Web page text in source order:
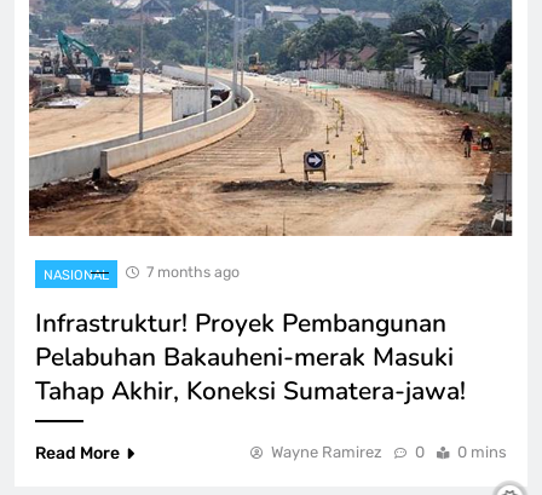
NASIONAL 7 months ago
Infrastruktur! Proyek Pembangunan
Pelabuhan Bakauheni-merak Masuki
Tahap Akhir, Koneksi Sumatera-jawa!
Read More Wayne Ramirez 0 0 mins